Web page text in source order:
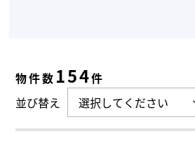
物件数 154件
並び替え